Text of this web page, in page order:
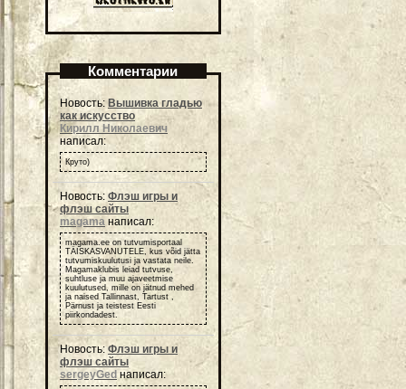
Комментарии
Новость: Вышивка гладью
как искусство
Кирилл Николаевич
написал:
Круто)
Новость: Флэш игры и
флэш сайты
magama написал:
magama.ee on tutvumisportaal
TÄISKASVANUTELE, kus võid jätta
tutvumiskuulutusi ja vastata neile.
Magamaklubis leiad tutvuse,
suhtluse ja muu ajaveetmise
kuulutused, mille on jätnud mehed
ja naised Tallinnast, Tartust ,
Pärnust ja teistest Eesti
piirkondadest.
Новость: Флэш игры и
флэш сайты
sergeyGed написал: